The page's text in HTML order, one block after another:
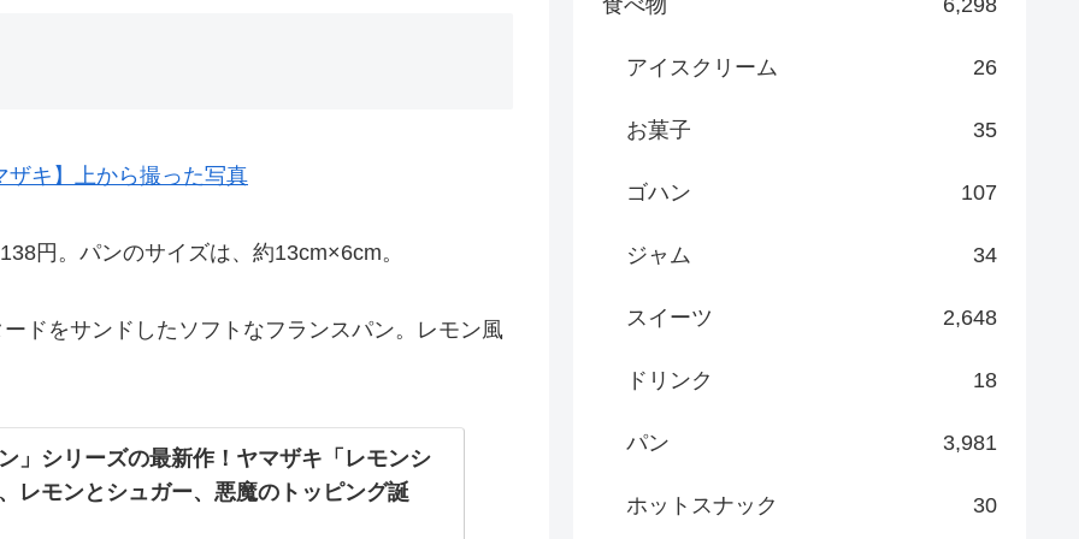
円。パンのサイズは、約13cm×6cm。
ドをサンドしたソフトなフランスパン。レモン風
」シリーズの最新作！ヤマザキ「レモンシ
レモンとシュガー、悪魔のトッピング誕
アイスクリーム 26
お菓子 35
ゴハン 107
ジャム 34
スイーツ 2,648
ドリンク 18
パン 3,981
ホットスナック 30